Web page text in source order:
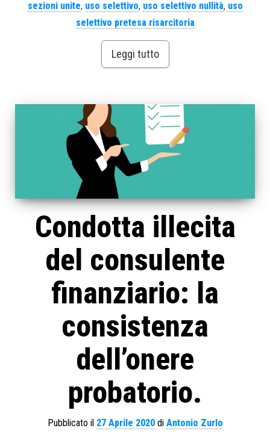
sezioni unite, uso selettivo, uso selettivo nullità, uso
selettivo pretesa risarcitoria
Leggi tutto
Condotta illecita
del consulente
finanziario: la
consistenza
dell’onere
probatorio.
Pubblicato il 27 Aprile 2020di Antonio Zurlo